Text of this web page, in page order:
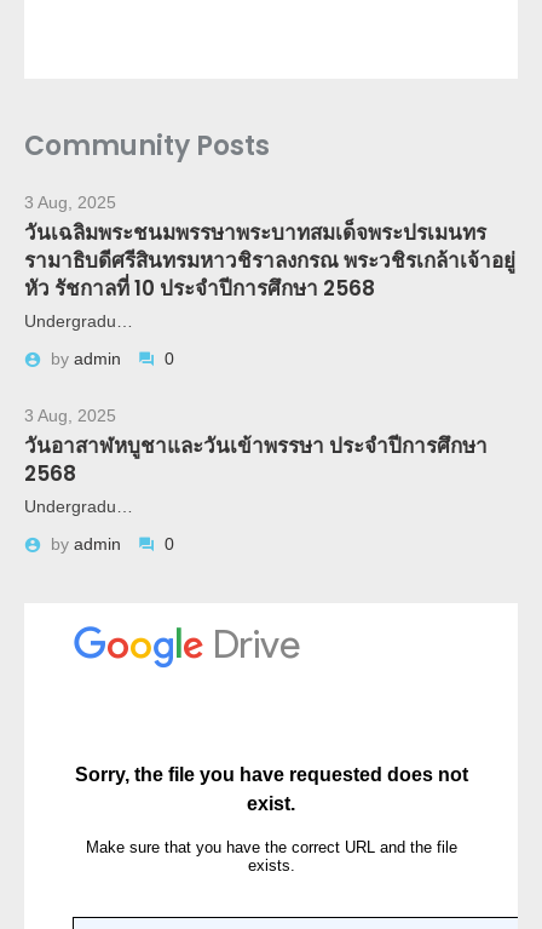
Community Posts
3 Aug, 2025
วันเฉลิมพระชนมพรรษาพระบาทสมเด็จพระปรเมนทร
รามาธิบดีศรีสินทรมหาวชิราลงกรณ พระวชิรเกล้าเจ้าอยู่
หัว รัชกาลที่ 10 ประจำปีการศึกษา 2568
Undergradu…
by admin 0
3 Aug, 2025
วันอาสาฬหบูชาและวันเข้าพรรษา ประจำปีการศึกษา
2568
Undergradu…
by admin 0